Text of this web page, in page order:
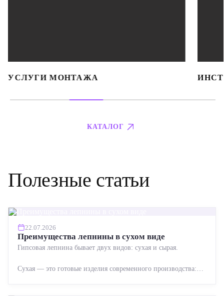
УСЛУГИ МОНТАЖА
КАТАЛОГ
Полезные статьи
22.07.2026
Преимущества лепнины в сухом виде
Гипсовая лепнина бывает двух видов: сухая и сырая.
Сухая — это готовые изделия современного производства: